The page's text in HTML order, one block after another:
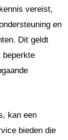
vereist,
en
Dit geldt
beperkte
kan een
bieden die